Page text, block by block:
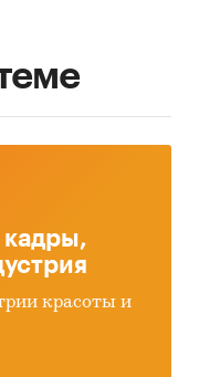
кадры,
красоты и